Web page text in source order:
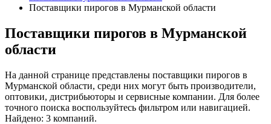
Поставщики пирогов в Мурманской области
Поставщики пирогов в Мурманской
области
На данной странице представлены поставщики пирогов в
Мурманской области, среди них могут быть производители,
оптовики, дистрибьюторы и сервисные компании. Для более
точного поиска воспользуйтесь фильтром или навигацией.
Найдено: 3 компаний.